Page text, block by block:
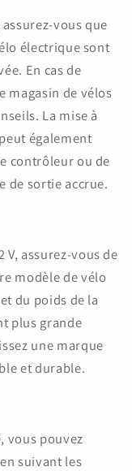
vous que
électrique sont
En cas de
magasin de vélos
La mise à
également
contrôleur ou de
de sortie accrue.
V, assurez-vous de
modèle de vélo
du poids de la
plus grande
une marque
et durable.
vous pouvez
suivant les